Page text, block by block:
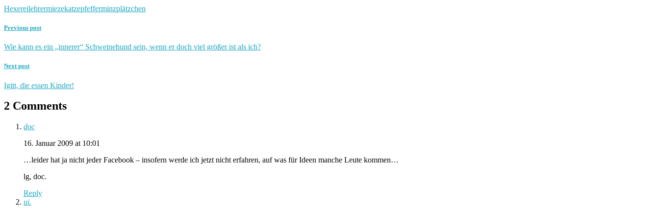
Hexereilehrermiezekatzepfefferminzplätzchen
Previous post
Wie kann es ein „innerer“ Schweinehund sein, wenn er doch viel größer ist als ich?
Next post
Igitt, die essen Kinder!
2 Comments
doc
16. Januar 2009 at 10:01
…leider hat ja nicht jeder Facebook – insofern werde ich jetzt nicht erfahren, auf was für Ideen manche Leute kommen…
lg, doc.
Reply
ui.